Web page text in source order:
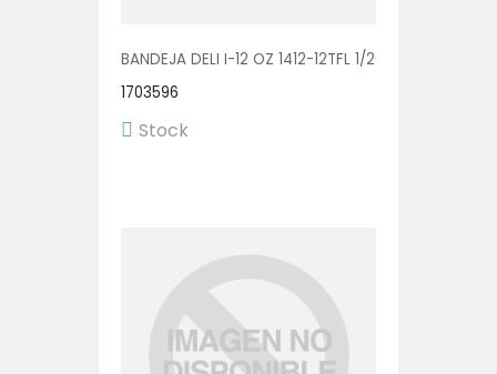
BANDEJA DELI I-12 OZ 1412-12TFL 1/200
1703596
Stock